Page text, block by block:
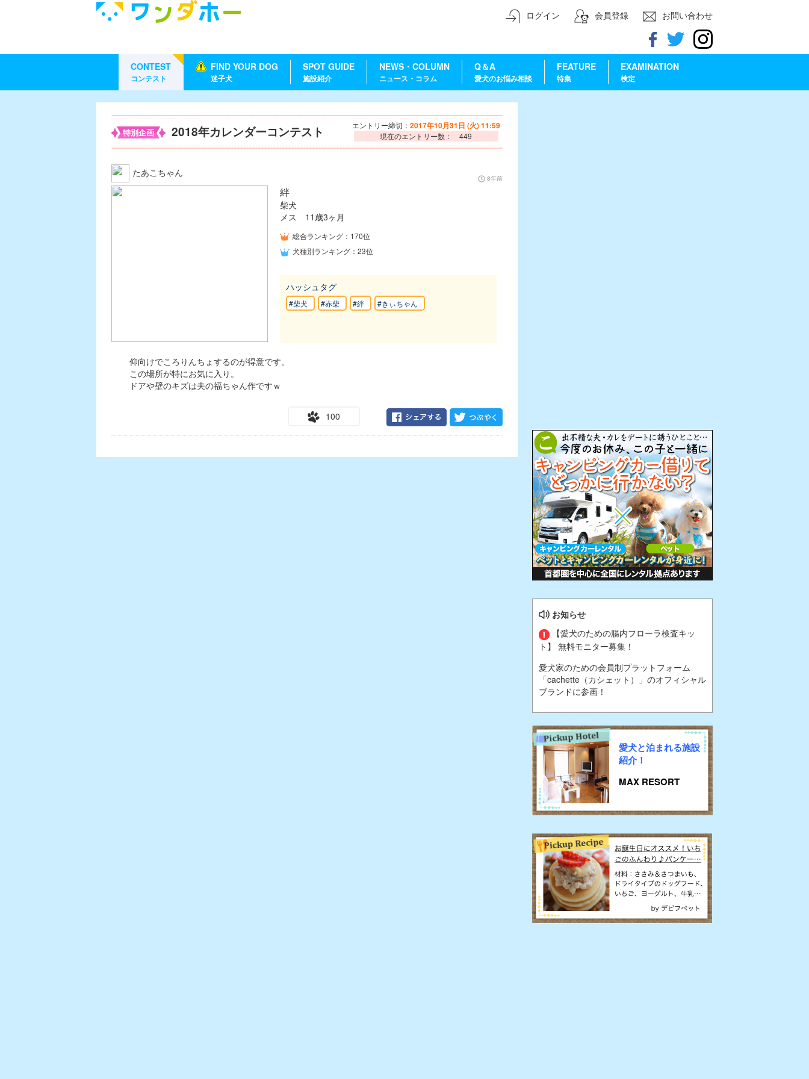
ログイン 会員登録 お問い合わせ
CONTEST
コンテスト
FIND YOUR DOG
迷子犬
SPOT GUIDE
施設紹介
NEWS・COLUMN
ニュース・コラム
Q＆A
愛犬のお悩み相談
FEATURE
特集
EXAMINATION
検定
特別企画 2018年カレンダーコンテスト エントリー締切： 2017年10月31日 (火) 11:59
現在のエントリー数： 449
たあこちゃん 8年前
絆
柴犬
メス 11歳3ヶ月
総合ランキング：170位
犬種別ランキング：23位
ハッシュタグ
#柴犬 #赤柴 #絆 #きぃちゃん
仰向けでころりんちょするのが得意です。
この場所が特にお気に入り。
ドアや壁のキズは夫の福ちゃん作ですｗ
100
お知らせ
【愛犬のための腸内フローラ検査キッ
ト】 無料モニター募集！
愛犬家のための会員制プラットフォーム
「cachette（カシェット）」のオフィシャル
ブランドに参画！
愛犬と泊まれる施設
紹介！
MAX RESORT